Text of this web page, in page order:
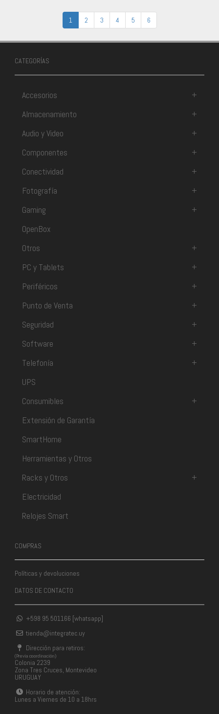
1 2 3 4 5 6
CATEGORÍAS
Accesorios
+
Almacenamiento
+
Audio y Video
+
Componentes
+
Conectividad
+
Fotografía
+
Gaming
+
OpenBox
Otros
+
PC y Tablets
+
Periféricos
+
Punto de Venta
+
Seguridad
+
Software
+
Telefonía
+
UPS
Consumibles
+
Extensión de Garantía
SmartHome
Herramientas y Otros
Racks y Otros
+
Electricidad
Relojes Smart
COMPRAS
Políticas y devoluciones
DATOS DE CONTACTO
+598 95 501166 [whatsapp]
tienda@integratec.uy
Dirección para retiros:
(Previa coordinación)
Colonia 2239
Zona Tres Cruces, Montevideo
URUGUAY
Horario de atención:
Lunes a Viernes de 10 a 18hrs